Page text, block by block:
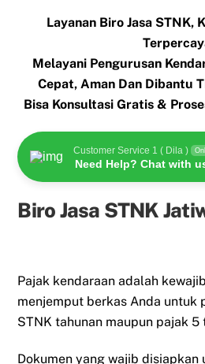
Layanan Biro Jasa STNK,
Melayani Pengurusan
Cepat, Aman Dan Dibantu
Bisa Konsultasi Gratis &
Customer Service 1 ( Dila )
Need Help? Chat with
Biro Jasa STNK
Pajak kendaraan adalah
menjemput berkas Anda untuk
STNK tahunan maupun pajak
Dokumen yang wajib disiapkan